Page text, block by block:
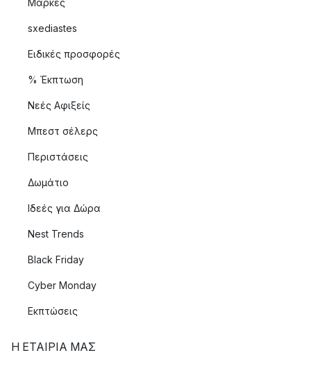
Μάρκες
sxediastes
Ειδικές προσφορές
% Έκπτωση
Νεές Αφιξείς
Μπεστ σέλερς
Περιστάσεις
Δωμάτιο
Ιδεές για Δώρα
Nest Trends
Black Friday
Cyber Monday
Εκπτώσεις
Η ΕΤΑΊΡΙΑ ΜΑΣ